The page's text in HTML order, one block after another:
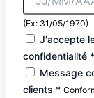
(Ex: 31/05/1970)
J'accepte
confidentialité *
Message
clients *